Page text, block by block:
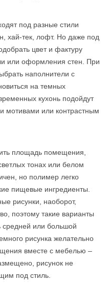
под разные стили
хай-тек, лофт. Но даже под
цвет и фактуру
или оформления стен. При
наполнители с
на темных
кухонь подойдут
мотивами или контрастным
площадь помещения,
тонах или белом
но полимер легко
пищевые ингредиенты.
рисунки, наоборот,
поэтому такие варианты
или большой
рисунка желательно
вместе с мебелью –
рисунок не
под стиль.